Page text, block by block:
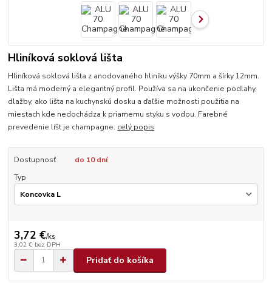
Hliníková soklová lišta
Hliníková soklová lišta z anodovaného hliníku výšky 70mm a šírky 12mm.
Lišta má moderný a elegantný profil. Používa sa na ukončenie podlahy,
dlažby, ako lišta na kuchynskú dosku a ďaľšie možnosti použitia na
miestach kde nedochádza k priamemu styku s vodou. Farebné
prevedenie líšt je champagne. celý popis
Dostupnosť
do 10 dní
Typ
3,72 €/ks
3,02 € bez DPH
Pridať do košíka